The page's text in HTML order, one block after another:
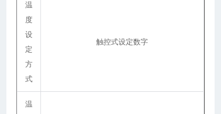
温
度
设
定
方
式
触控式设定数字
温